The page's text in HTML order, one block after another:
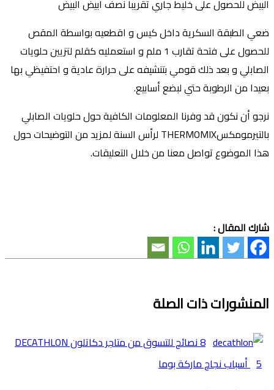
البيض للحصول على خليط جاري تقريبا نصف ابيض البيض
ضعي الطبقة السكرية داخل كيس و اقطعيه بواسطة المقص
للحصول على فتحة تقارب 1 ملم و استعمليه كقلم لتزيين حلويات
الصابلي و بعد ذلك قومي بتنشيفه على حرارة عادية و احتفيظي بها
بعيدا من الرطوبة حتي لبضع أسابيع.
نرجو أن نكون قد وفرنا المعلومات الكافية حول حلويات الصابلي
بالتيرمومكسTHERMOMIX لرأس السنة
لمزيد من التوضيحات حول
هذا الموضوع تواصل معنا من خلال التعليقات.
شارك المقال :
المنشورات ذات الصلة
8 نصائح للتسوق من متاجر دكاتلون DECATHLON
5 أسباب نجاح ماركة بوما